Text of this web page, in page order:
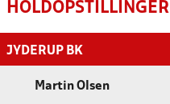
HOLDOPSTILLINGER
JYDERUP BK
Martin Olsen